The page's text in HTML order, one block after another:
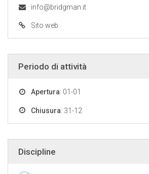
info@bridgman.it
Sito web
Periodo di attività
Apertura: 01-01
Chiusura: 31-12
Discipline